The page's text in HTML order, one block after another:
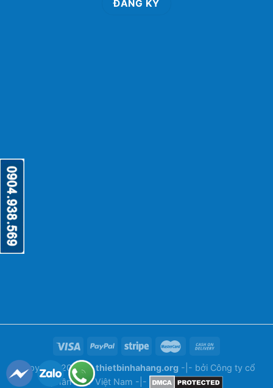
Copyright 2026 ©thietbinhahang.org -|- bởi Công ty cổ
phần ANY Việt Nam -|-